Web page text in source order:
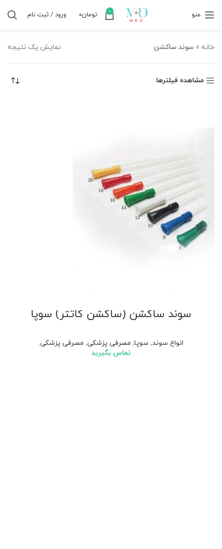
منو 0 تومان۰ ورود / ثبت نام
خانه » سوند ساکشن نمایش یک نتیجه
مشاهده فیلترها
سوند ساکشن (ساکشن کاتتر) سوپا
انواع سوند, سوپا, مصرفی پزشکی, مصرفی پزشکی.
تماس بگیرید